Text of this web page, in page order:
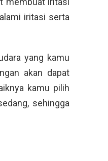
iritasi serta
yang kamu
akan dapat
kamu pilih
sehingga